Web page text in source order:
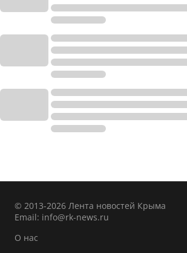
© 2013-2026 Лента новостей Крыма
Email: info@rk-news.ru
О нас